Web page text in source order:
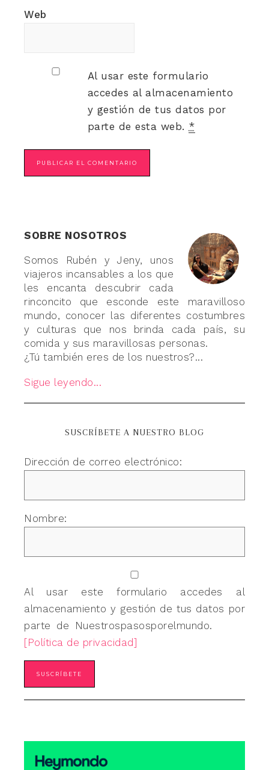
Web
Al usar este formulario
accedes al almacenamiento
y gestión de tus datos por
parte de esta web. *
SOBRE NOSOTROS
Somos Rubén y Jeny, unos
viajeros incansables a los que
les encanta descubrir cada
rinconcito que esconde este maravilloso
mundo, conocer las diferentes costumbres
y culturas que nos brinda cada país, su
comida y sus maravillosas personas.
¿Tú también eres de los nuestros?...
Sigue leyendo...
SUSCRÍBETE A NUESTRO BLOG
Dirección de correo electrónico:
Nombre:
Al usar este formulario accedes al
almacenamiento y gestión de tus datos por
parte de Nuestrospasosporelmundo.
[Política de privacidad]